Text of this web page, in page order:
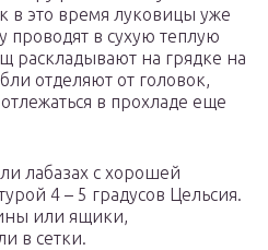
в это время луковицы уже
проводят в сухую теплую
раскладывают на грядке на
отделяют от головок,
в прохладе еще
лабазах с хорошей
4 – 5 градусов Цельсия.
или ящики,
в сетки.